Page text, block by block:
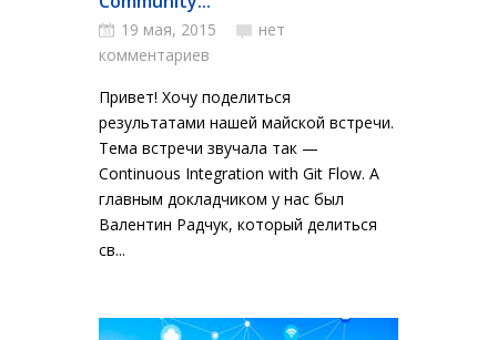
19 мая, 2015
нет
комментариев
Привет! Хочу поделиться
результатами нашей майской встречи.
Тема встречи звучала так —
Continuous Integration with Git Flow. А
главным докладчиком у нас был
Валентин Радчук, который делиться
св...